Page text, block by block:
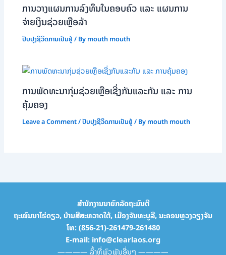
ການວາງແຜນການລົງທຶນໃນຄອບຄົວ ແລະ ແຜນການ
ຈ່າຍເງິນຊ່ວຍເຫຼືອລ້າ
ປັບປຸງຊີວິດການເປັນຢູ່/ Bymouth mouth
ການພັດທະນາກຸ່ມຊ່ວຍເຫຼືອເຊີ່ງກັນແລະກັນ ແລະ ການ
ຄຸ້ມຄອງ
Leave a Comment/ປັບປຸງຊີວິດການເປັນຢູ່/ Bymouth mouth
ສຳນັກງານນາຍົກລັດຖະມົນຕີ
ຖະໜົນນາໄຮ່ດຽວ, ບ້ານສີສະຫວາດໃຕ້, ເມືອງຈັນທະບູລີ, ນະຄອນຫຼວງວຽງຈັນ
ໂທ: (856-21)-261479-261480
E-mail: info@clearlaos.org
———— ລິ້ງທີ່ພົວພັນອື່ນໆ ————